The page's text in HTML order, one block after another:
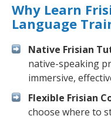
Why Learn
Language
Native Frisian
native-speaking
immersive,
Flexible Frisian
choose where to